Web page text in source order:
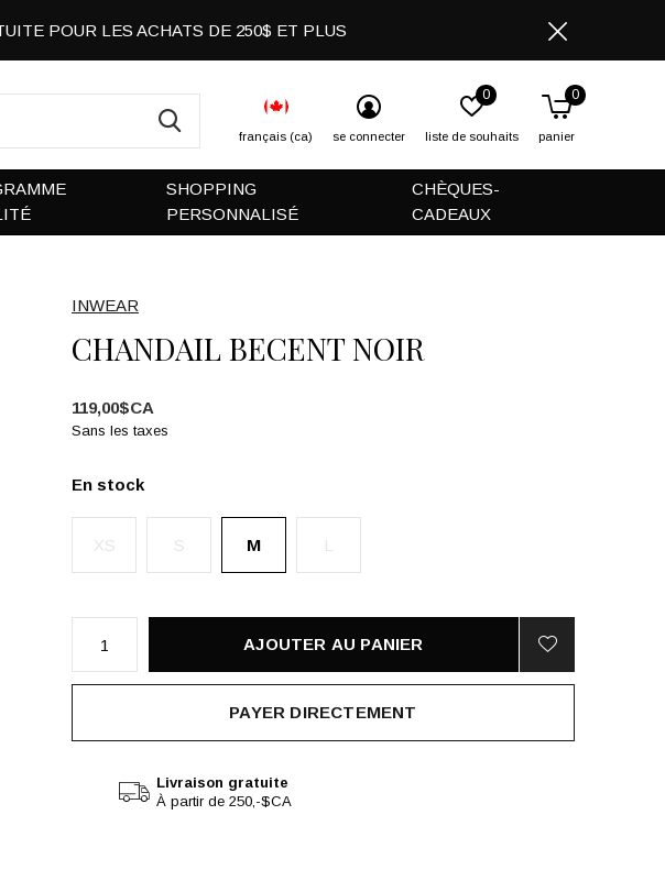
SHOPPING
PERSONNALISÉ
CHÈQUES-
CADEAUX
français (ca) se connecter liste de souhaits
0
panier
0
POUR LES ACHATS DE 250$ ET PLUS
INWEAR
CHANDAIL BECENT NOIR
119,00$CA
Sans les taxes
En stock
XS S M L
AJOUTER AU PANIER
PAYER DIRECTEMENT
Livraison gratuite
À partir de 250,-$CA